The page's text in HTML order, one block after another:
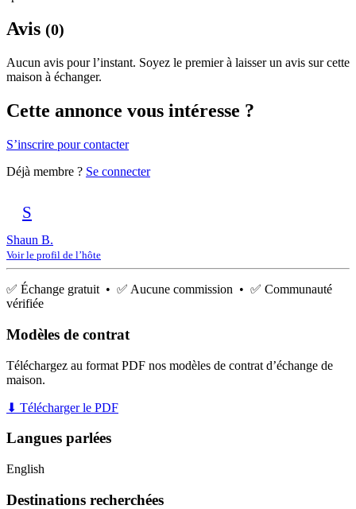
Avis (0)
Aucun avis pour l’instant. Soyez le premier à laisser un avis sur cette
maison à échanger.
Cette annonce vous intéresse ?
S’inscrire pour contacter
Déjà membre ? Se connecter
S
Shaun B.
Voir le profil de l’hôte
✅ Échange gratuit • ✅ Aucune commission • ✅ Communauté
vérifiée
Modèles de contrat
Téléchargez au format PDF nos modèles de contrat d’échange de
maison.
⬇ Télécharger le PDF
Langues parlées
English
Destinations recherchées